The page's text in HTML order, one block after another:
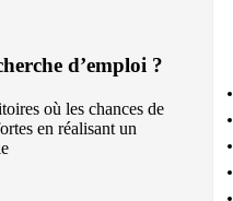
d’emploi ?
où les chances de
en réalisant un